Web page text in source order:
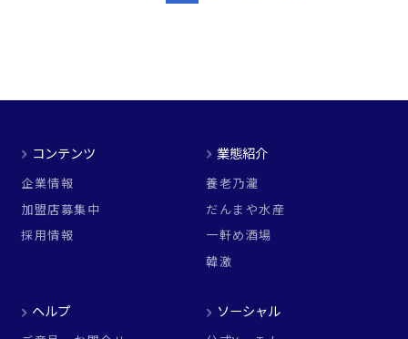
コンテンツ
企業情報
加盟店募集中
採用情報
業態紹介
養老乃瀧
だんまや水産
一軒め酒場
韓激
ヘルプ ソーシャル